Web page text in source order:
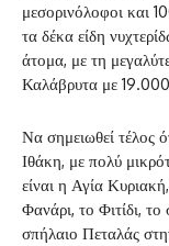
μεσορινόλοφοι και
τα δέκα είδη
άτομα, με τη
Καλάβρυτα με
Να σημειωθεί τέλος
Ιθάκη, με πολύ
είναι η Αγία
Φανάρι, το Φιτίδι,
σπήλαιο Πεταλάς